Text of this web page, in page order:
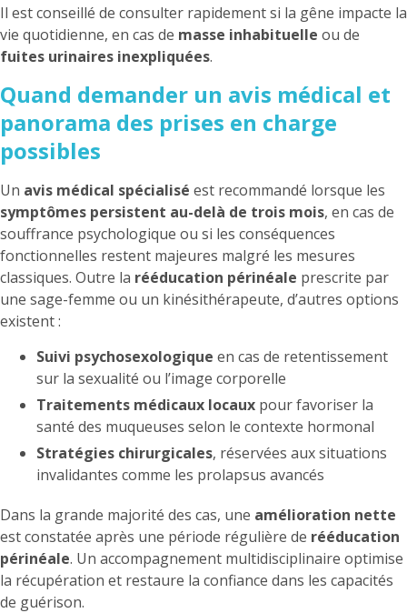
Il est conseillé de consulter rapidement si la gêne impacte la
vie quotidienne, en cas de masse inhabituelle ou de
fuites urinaires inexpliquées.
Quand demander un avis médical et
panorama des prises en charge
possibles
Un avis médical spécialisé est recommandé lorsque les
symptômes persistent au-delà de trois mois, en cas de
souffrance psychologique ou si les conséquences
fonctionnelles restent majeures malgré les mesures
classiques. Outre la rééducation périnéale prescrite par
une sage-femme ou un kinésithérapeute, d’autres options
existent :
Suivi psychosexologique en cas de retentissement
sur la sexualité ou l’image corporelle
Traitements médicaux locaux pour favoriser la
santé des muqueuses selon le contexte hormonal
Stratégies chirurgicales, réservées aux situations
invalidantes comme les prolapsus avancés
Dans la grande majorité des cas, une amélioration nette
est constatée après une période régulière de rééducation
périnéale. Un accompagnement multidisciplinaire optimise
la récupération et restaure la confiance dans les capacités
de guérison.